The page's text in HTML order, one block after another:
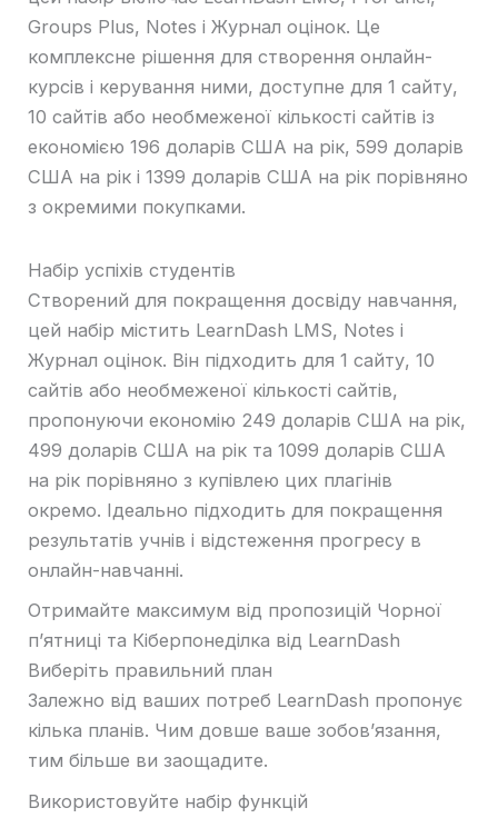
Groups Plus, Notes і Журнал оцінок. Це
комплексне рішення для створення онлайн-
курсів і керування ними, доступне для 1 сайту,
10 сайтів або необмеженої кількості сайтів із
економією 196 доларів США на рік, 599 доларів
США на рік і 1399 доларів США на рік порівняно
з окремими покупками.
Набір успіхів студентів
Створений для покращення досвіду навчання,
цей набір містить LearnDash LMS, Notes і
Журнал оцінок. Він підходить для 1 сайту, 10
сайтів або необмеженої кількості сайтів,
пропонуючи економію 249 доларів США на рік,
499 доларів США на рік та 1099 доларів США
на рік порівняно з купівлею цих плагінів
окремо. Ідеально підходить для покращення
результатів учнів і відстеження прогресу в
онлайн-навчанні.
Отримайте максимум від пропозицій Чорної
п’ятниці та Кіберпонеділка від LearnDash
Виберіть правильний план
Залежно від ваших потреб LearnDash пропонує
кілька планів. Чим довше ваше зобов’язання,
тим більше ви заощадите.
Використовуйте набір функцій